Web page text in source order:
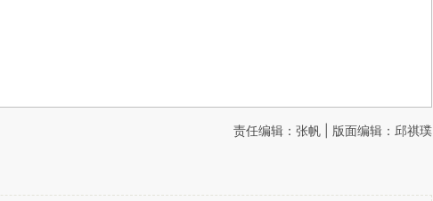
责任编辑：张帆 | 版面编辑：邱祺璞